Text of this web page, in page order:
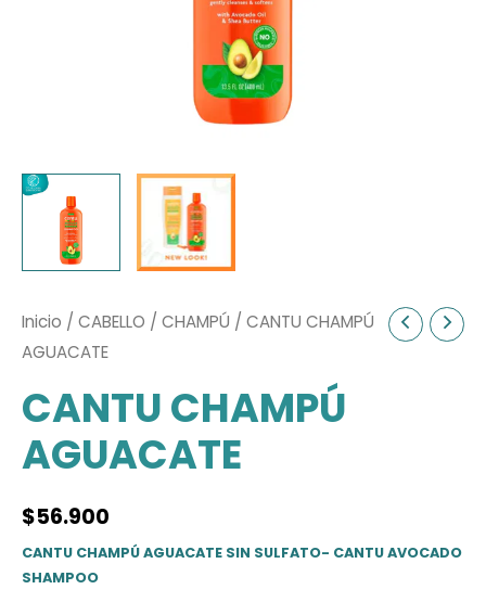
Inicio / CABELLO / CHAMPÚ / CANTU CHAMPÚ
AGUACATE
CANTU CHAMPÚ
AGUACATE
$56.900
CANTU CHAMPÚ AGUACATE SIN SULFATO- CANTU AVOCADO
SHAMPOO